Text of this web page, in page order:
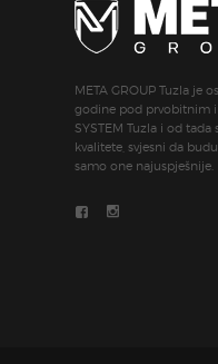
META GROUP Tuzla je
godine pod prvobitnim
SYSTEM Tuzla i od tada
kvalitete, svjesni da
samo one najuspješnije.